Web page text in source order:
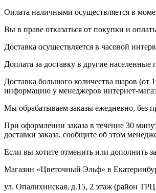
Оплата наличными осуществляется в
Вы в праве отказаться от покупки и
Доставка осуществляется в часовой
Доплата за доставку в другие
Доставка большого количества шаров (от
информацию у менеджеров интернет-
Мы обрабатываем заказы ежедневно, без
При оформлении заказа в течение 30
доставки заказа, сообщите об этом
Если вы хотите отменить или дополнить
Магазин «Цветочный Эльф» в
ул. Опалихинская, д.15, 2 этаж (район